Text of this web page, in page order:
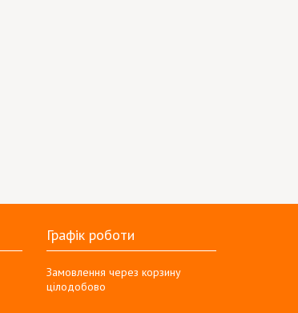
Графік роботи
Замовлення через корзину
цілодобово